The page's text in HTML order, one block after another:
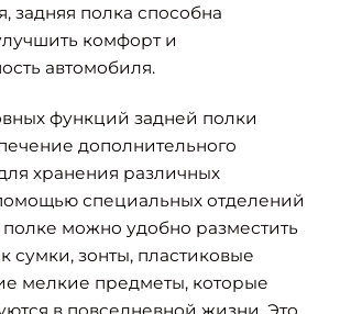
задняя полка способна
комфорт и
автомобиля.
функций задней полки
дополнительного
хранения различных
специальных отделений
можно удобно разместить
сумки, зонты, пластиковые
мелкие предметы, которые